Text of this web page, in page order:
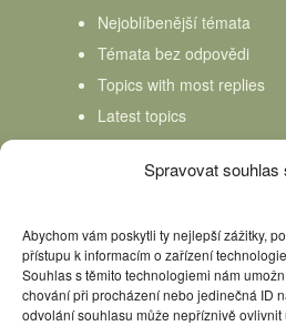
Spravovat souhlas
Abychom vám poskytli ty nejlepší zážitky,
přístupu k informacím o zařízení
Souhlas s těmito technologiemi nám
chování při procházení nebo jedinečná ID
odvolání souhlasu může nepříznivě ovlivnit
Nejoblíbenější témata
Témata bez odpovědi
Topics with most replies
Latest topics
Topics Freshness